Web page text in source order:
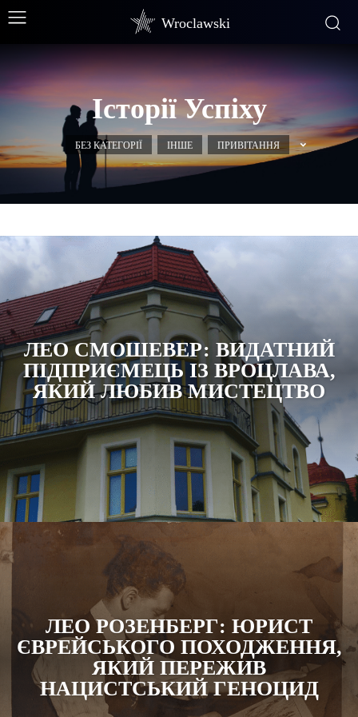
Wroclawski
Історії Успіху
БЕЗ КАТЕГОРІЇ ІНШЕ ПРИВІТАННЯ
ЛЕО СМОШЕВЕР: ВИДАТНИЙ
ПІДПРИЄМЕЦЬ ІЗ ВРОЦЛАВА,
ЯКИЙ ЛЮБИВ МИСТЕЦТВО
ЛЕО РОЗЕНБЕРГ: ЮРИСТ
ЄВРЕЙСЬКОГО ПОХОДЖЕННЯ,
ЯКИЙ ПЕРЕЖИВ
НАЦИСТСЬКИЙ ГЕНОЦИД